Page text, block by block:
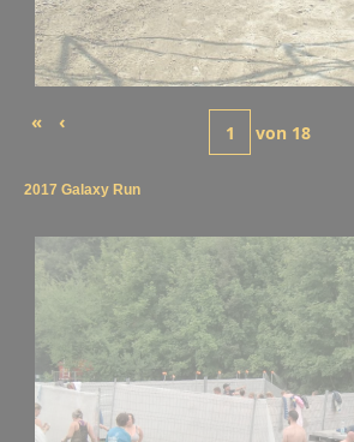
« ‹ von 18
2017 Galaxy Run